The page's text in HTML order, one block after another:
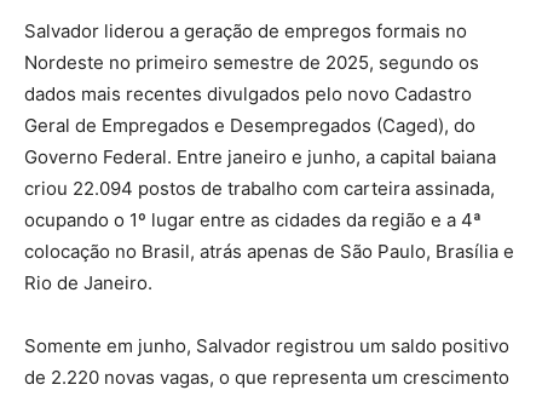
Salvador liderou a geração de empregos formais no
Nordeste no primeiro semestre de 2025, segundo os
dados mais recentes divulgados pelo novo Cadastro
Geral de Empregados e Desempregados (Caged), do
Governo Federal. Entre janeiro e junho, a capital baiana
criou 22.094 postos de trabalho com carteira assinada,
ocupando o 1º lugar entre as cidades da região e a 4ª
colocação no Brasil, atrás apenas de São Paulo, Brasília e
Rio de Janeiro.
Somente em junho, Salvador registrou um saldo positivo
de 2.220 novas vagas, o que representa um crescimento